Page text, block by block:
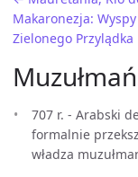
Makaronezja:
Zielonego
707 r. - Arabski
formalnie
władza